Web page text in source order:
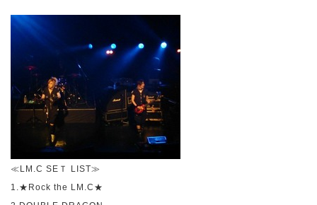
≪LM.C SE Ｔ LIST≫
1. ★ Rock the LM.C ★